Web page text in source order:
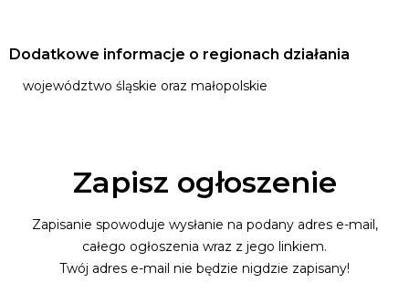
Dodatkowe informacje o regionach działania
województwo śląskie oraz małopolskie
Zapisz ogłoszenie
Zapisanie spowoduje wysłanie na podany adres e-mail,
całego ogłoszenia wraz z jego linkiem.
Twój adres e-mail nie będzie nigdzie zapisany!